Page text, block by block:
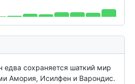
едва сохраняется шаткий мир
Амория, Исилфен и Варондис.